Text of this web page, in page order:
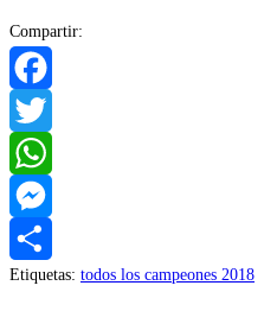
Compartir:
Facebook
Twitter
WhatsApp
Messenger
Compartir
Etiquetas: todos los campeones 2018